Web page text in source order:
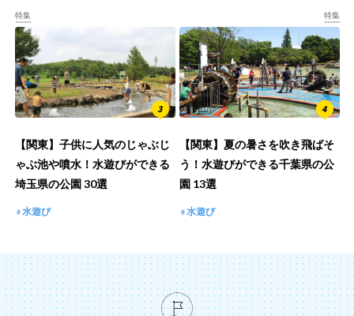
特集
【関東】子供に人気のじゃぶじ
ゃぶ池や噴水！水遊びができる
埼玉県の公園 30選
水遊び
特集
【関東】夏の暑さを吹き飛ばそ
う！水遊びができる千葉県の公
園 13選
水遊び